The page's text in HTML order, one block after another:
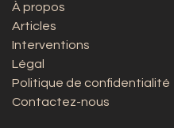
À propos
Articles
Interventions
Légal
Politique de confidentialité
Contactez-nous